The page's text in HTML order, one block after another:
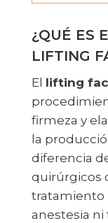
¿QUÉ ES
LIFTING
El lifting
firmeza y
la
diferencia
quirúrgicos
tratamiento
anestesia